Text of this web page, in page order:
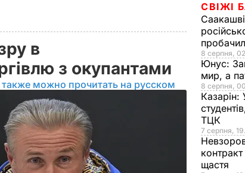
в
з окупантами
можно прочитать на русском
СВІЖІ
8 серпня,
Юнус:
мир, а
8 серпня,
Казарін:
ТЦК
7 серпня,
щастя